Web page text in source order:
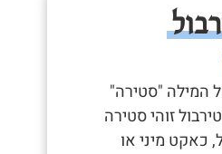
המילה "סטירה"
זוהי סטירה
כאקט מיני או